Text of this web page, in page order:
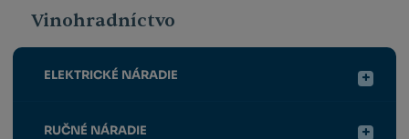
Vinohradníctvo
ELEKTRICKÉ NÁRADIE
RUČNÉ NÁRADIE